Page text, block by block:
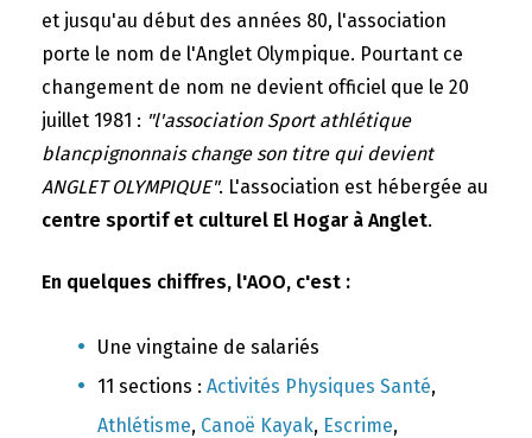
et jusqu'au début des années 80, l'association
porte le nom de l'Anglet Olympique. Pourtant ce
changement de nom ne devient officiel que le 20
juillet 1981 : "l'association Sport athlétique
blancpignonnais change son titre qui devient
ANGLET OLYMPIQUE". L'association est hébergée au
centre sportif et culturel El Hogar à Anglet.
En quelques chiffres, l'AOO, c'est :
Une vingtaine de salariés
11 sections : Activités Physiques Santé,
Athlétisme, Canoë Kayak, Escrime,